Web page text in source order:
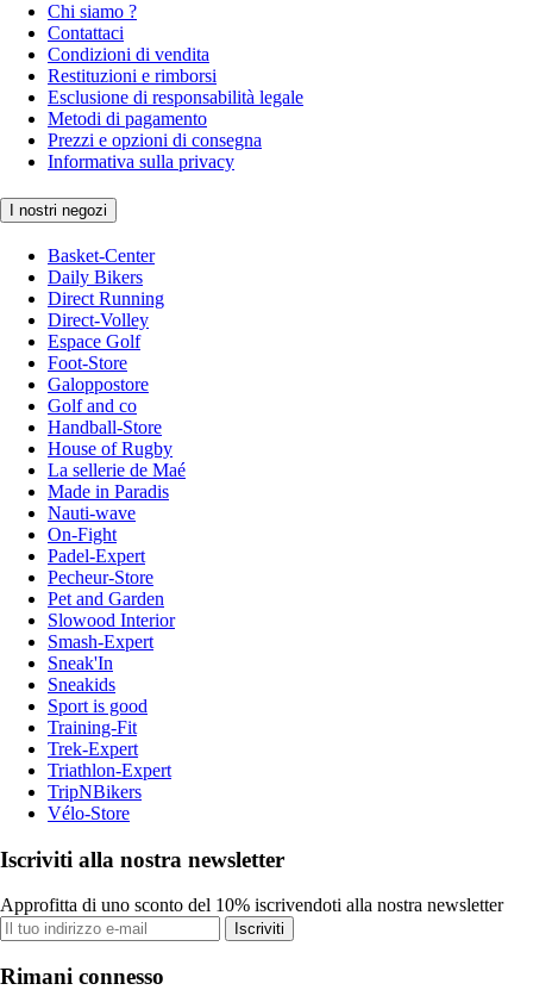
Chi siamo ?
Contattaci
Condizioni di vendita
Restituzioni e rimborsi
Esclusione di responsabilità legale
Metodi di pagamento
Prezzi e opzioni di consegna
Informativa sulla privacy
I nostri negozi
Basket-Center
Daily Bikers
Direct Running
Direct-Volley
Espace Golf
Foot-Store
Galoppostore
Golf and co
Handball-Store
House of Rugby
La sellerie de Maé
Made in Paradis
Nauti-wave
On-Fight
Padel-Expert
Pecheur-Store
Pet and Garden
Slowood Interior
Smash-Expert
Sneak'In
Sneakids
Sport is good
Training-Fit
Trek-Expert
Triathlon-Expert
TripNBikers
Vélo-Store
Iscriviti alla nostra newsletter
Approfitta di uno sconto del 10% iscrivendoti alla nostra newsletter
Iscriviti
Rimani connesso